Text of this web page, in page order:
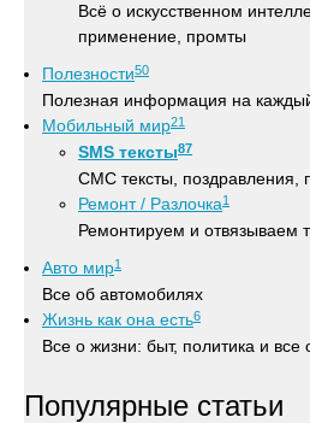
Всё о искусственном
применение, промты
Полезности50
Полезная информация на
Мобильный мир21
SMS тексты87
СМС тексты, поздравления,
Ремонт / Разлочка1
Ремонтируем и отвязываем
Авто мир1
Все об автомобилях
Жизнь как она есть6
Все о жизни: быт, политика и все
Популярные статьи